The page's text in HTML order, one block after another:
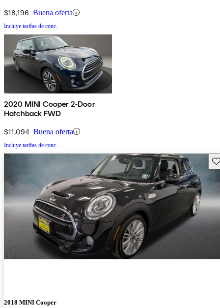
$18,196 Buena oferta
Incluye tarifas de conc.
2020 MINI Cooper 2-Door
Hatchback FWD
$11,094 Buena oferta
Incluye tarifas de conc.
2018 MINI Cooper